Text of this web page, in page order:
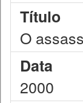
Título
O
Data
2000